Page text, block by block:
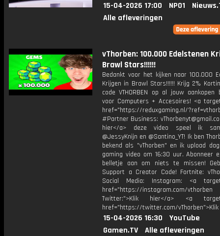
15-04-2026 17:00 NPO1
Alle afleveringen
vThorben: 100.000 Edelstenen
Brawl Stars!!!!!!
Bedankt voor het kijken naar 100.000
Krijgen in Brawl Stars!!!!!! Krijg 2%
code VTHORBEN op al jouw aankopen
voor Computers + Accesoires! <a
href="https://reduxgaming.nl/
#Partner Business:
hier</a> deze video speel ik
@JessyKnijn en @Santino_YT! Ik ben
bekend als "vThorben" en ik upload
gaming video om 16:30 uur. Abonneer
belletje aan om niets te missen!
Support a Creator Code! Fortnite:
Social Media: Instagram: <a
href="https://instagram.com/vthorben
Twitter:">Klik hier</a> <a
href="https://twitter.com/
15-04-2026 16:30
YouTube
Gamen.TV
Alle afleveringen